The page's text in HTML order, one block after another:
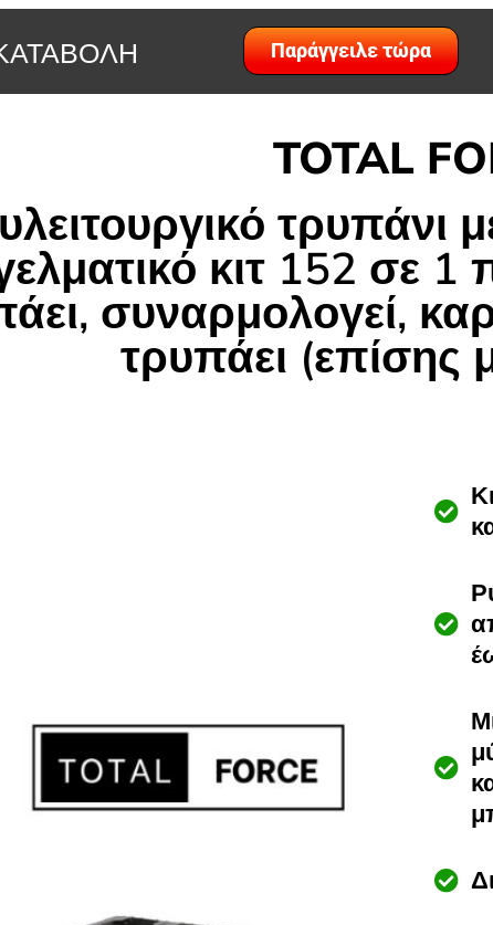
Παράγγειλε τώρα
TOTAL
τρυπάνι
κιτ 152 σε 1
συναρμολογεί,
τρυπάει (επίσης